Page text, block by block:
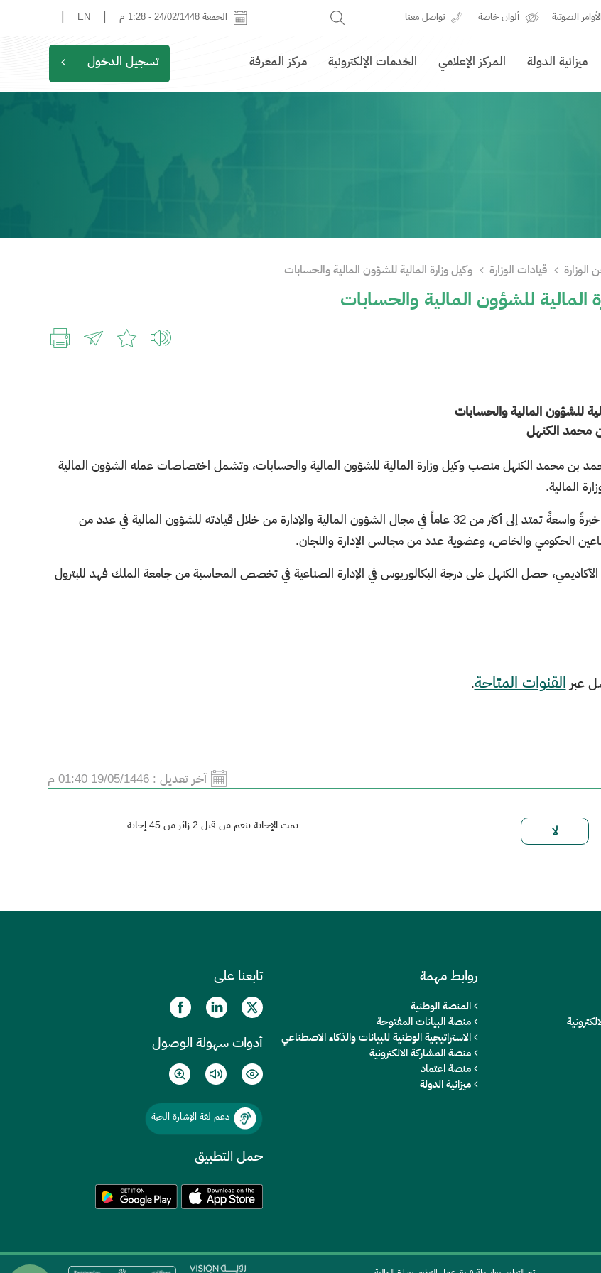
الصوتية ألوان خاصة تواصل معنا EN الجمعة 24/02/1448 - 1:28 م
ميزانية الدولة المركز الإعلامي الخدمات الإلكترونية مركز المعرفة تسجيل الدخول
الوزارة قيادات الوزارة وكيل وزارة المالية للشؤون المالية والحسابات
المالية للشؤون المالية والحسابات
للشؤون المالية والحسابات
محمد الكنهل
بن محمد الكنهل منصب وكيل وزارة المالية للشؤون المالية والحسابات، وتشمل اختصاصات عمله الشؤون المالية
المالية.
ويمتلك الكنهل خبرةً واسعةً تمتد إلى أكثر من 32 عاماً في مجال الشؤون المالية والإدارة من خلال قيادته للشؤون المالية في عدد من
الحكومي والخاص، وعضوية عدد من مجالس الإدارة واللجان.
حصل الكنهل على درجة البكالوريوس في الإدارة الصناعية في تخصص المحاسبة من جامعة الملك فهد للبترول
عبر القنوات المتاحة​​.
آخر تعديل : 19/05/1446 01:40 م
تمت الإجابة بنعم من قبل 2 زائر من 45 إجابة
روابط مهمة
المنصة الوطنية
منصة البيانات المفتوحة
الاستراتيجية الوطنية للبيانات والذكاء الاصطناعي
منصة المشاركة الالكترونية
منصة اعتماد
ميزانية الدولة
تابعنا على
أدوات سهولة الوصول
دعم لغة الإشارة الحية
حمل التطبيق